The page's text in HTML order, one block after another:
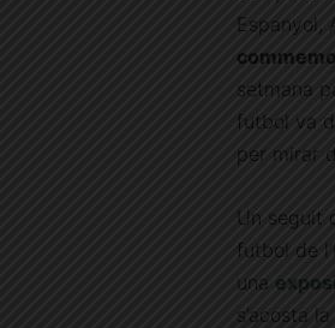
Espanyol,
setmana
futbol va
per mirar
Un seguit
futbol de
una
s’acosta